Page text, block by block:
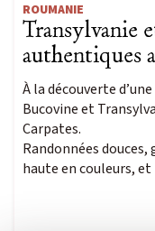
ROUMANIE
Transylvanie
authentiques
À la découverte
Bucovine et
Carpates.
Randonnées
haute en couleurs,